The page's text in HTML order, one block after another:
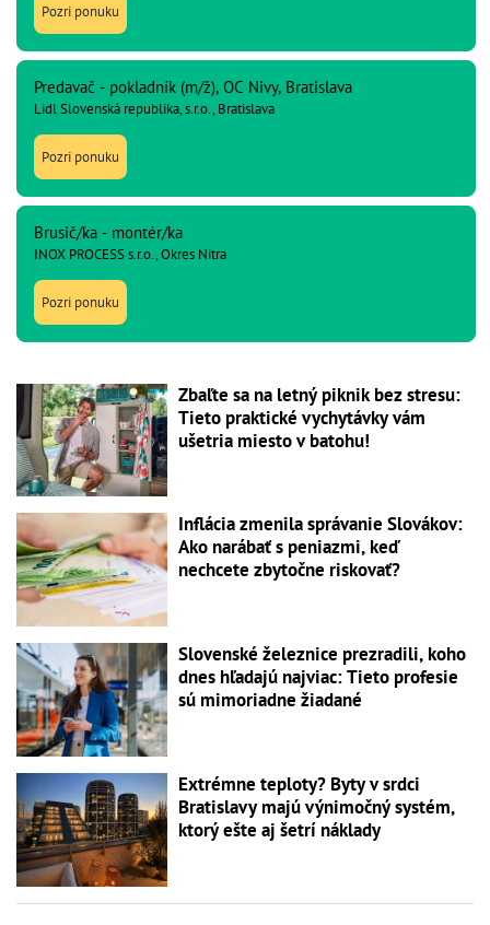
Pozri ponuku
Predavač - pokladník (m/ž), OC Nivy, Bratislava
Lidl Slovenská republika, s.r.o., Bratislava
Pozri ponuku
Brusič/ka - montér/ka
INOX PROCESS s.r.o., Okres Nitra
Pozri ponuku
Zbaľte sa na letný piknik bez stresu:
Tieto praktické vychytávky vám
ušetria miesto v batohu!
Inflácia zmenila správanie Slovákov:
Ako narábať s peniazmi, keď
nechcete zbytočne riskovať?
Slovenské železnice prezradili, koho
dnes hľadajú najviac: Tieto profesie
sú mimoriadne žiadané
Extrémne teploty? Byty v srdci
Bratislavy majú výnimočný systém,
ktorý ešte aj šetrí náklady